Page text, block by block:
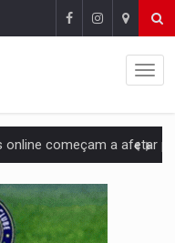
Plantar árvores não será mais suficiente para
alertam para possível base secreta no satélite
Incêndio destrói carro que era rebocado para oficina